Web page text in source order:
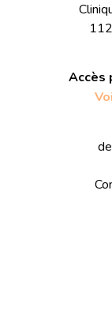
Accès